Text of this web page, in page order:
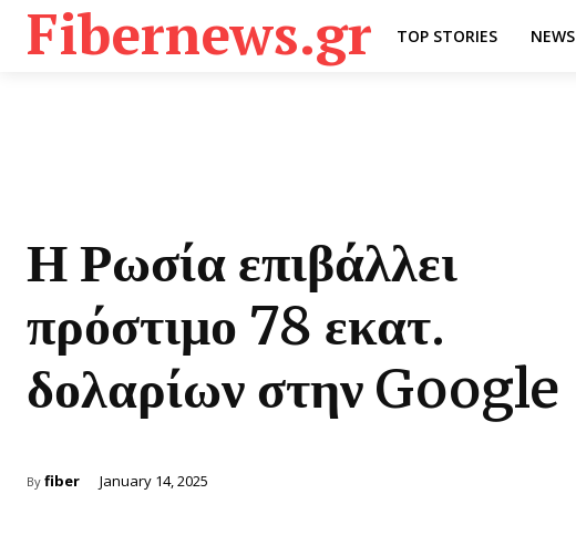
Fibernews.gr TOP STORIES NEWS
Η Ρωσία επιβάλλει
πρόστιμο 78 εκατ.
δολαρίων στην Google
By fiber January 14, 2025